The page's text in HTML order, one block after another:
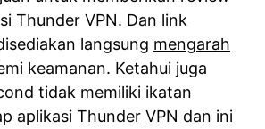
Thunder VPN. Dan link
langsung mengarah
keamanan. Ketahui juga
tidak memiliki ikatan
aplikasi Thunder VPN dan ini